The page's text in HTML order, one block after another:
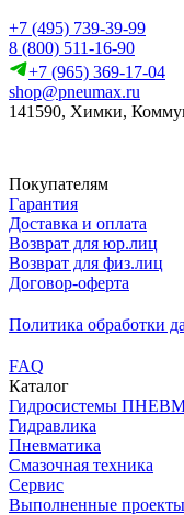
+7 (495) 739-39-99
8 (800) 511-16-90
+7 (965) 369-17-04
shop@pneumax.ru
141590, Химки,
Покупателям
Гарантия
Доставка и оплата
Возврат для юр.лиц
Возврат для физ.лиц
Договор-оферта
Политика обработки
FAQ
Каталог
Гидросистемы
Гидравлика
Пневматика
Смазочная техника
Сервис
Выполненные проекты